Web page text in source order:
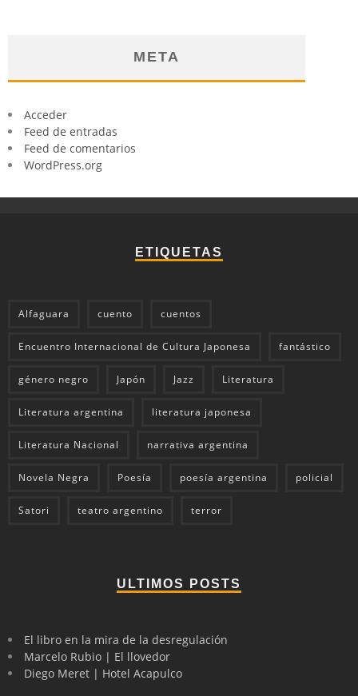
META
Acceder
Feed de entradas
Feed de comentarios
WordPress.org
ETIQUETAS
Alfaguara cuento cuentos
Encuentro Internacional de Cultura Japonesa fantástico
género negro Japón Jazz Literatura
Literatura argentina literatura japonesa
Literatura Nacional narrativa argentina
Novela Negra Poesía poesía argentina policial
Satori teatro argentino terror
ULTIMOS POSTS
El libro en la mira de la desregulación
Marcelo Rubio | El llovedor
Diego Meret | Hotel Acapulco